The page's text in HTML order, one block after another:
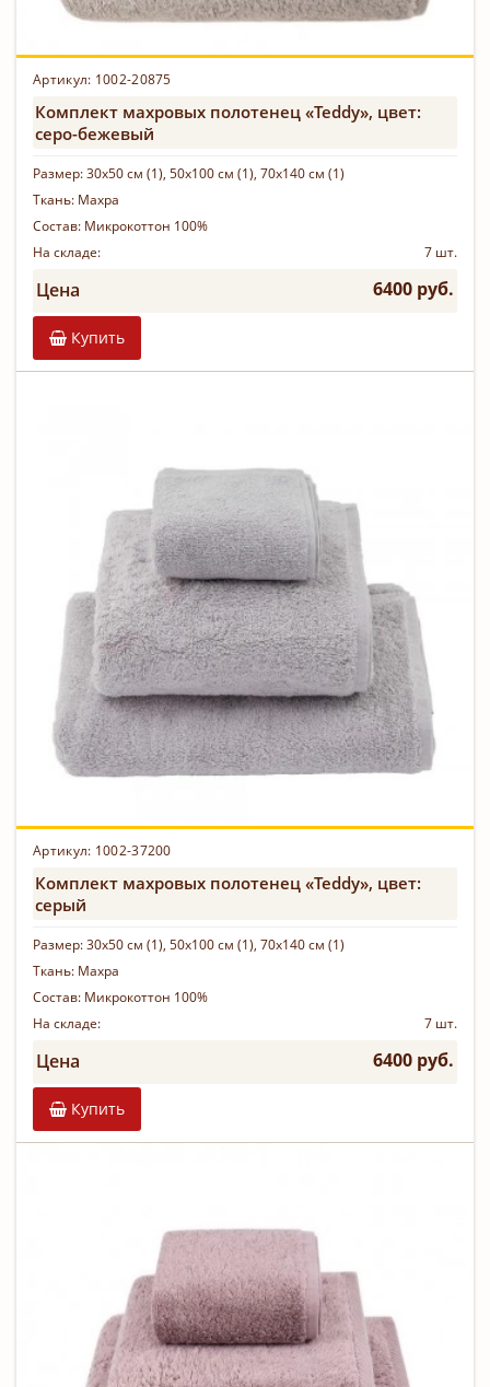
Артикул: 1002-20875
Комплект махровых полотенец «Teddy», цвет:
серо-бежевый
Размер:30х50 см (1), 50х100 см (1), 70х140 см (1)
Ткань: Махра
Состав: Микрокоттон 100%
На складе:
7 шт.
Цена 6400 руб.
Купить
Артикул: 1002-37200
Комплект махровых полотенец «Teddy», цвет:
серый
Размер:30х50 см (1), 50х100 см (1), 70х140 см (1)
Ткань: Махра
Состав: Микрокоттон 100%
На складе:
7 шт.
Цена 6400 руб.
Купить